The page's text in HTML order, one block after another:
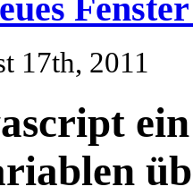
17th, 2011